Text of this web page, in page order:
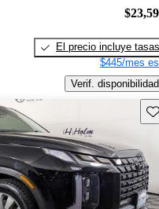
El precio incluye tasas
$445/mes
Verif. disponibilidad